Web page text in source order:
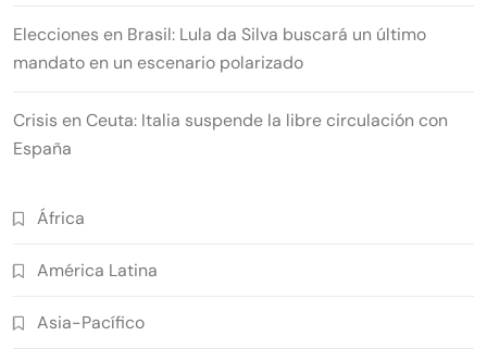
Elecciones en Brasil: Lula da Silva buscará un último
mandato en un escenario polarizado
Crisis en Ceuta: Italia suspende la libre circulación con
España
África
América Latina
Asia-Pacífico